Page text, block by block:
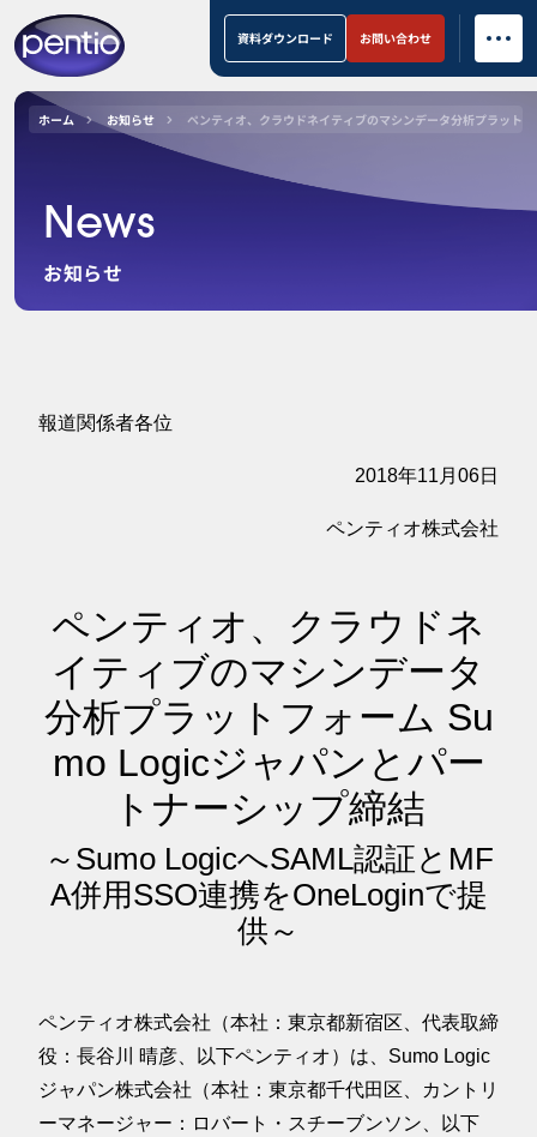
資料ダウンロード お問い合わせ
ホーム お知らせ ペンティオ、クラウドネイティブのマシンデータ分析プラット
News
お知らせ
報道関係者各位
2018年11月06日
ペンティオ株式会社
ペンティオ、クラウドネ
イティブのマシンデータ
分析プラットフォーム Su
mo Logicジャパンとパー
トナーシップ締結
～Sumo LogicへSAML認証とMF
A併用SSO連携をOneLoginで提
供～
ペンティオ株式会社（本社：東京都新宿区、代表取締
役：長谷川 晴彦、以下ペンティオ）は、Sumo Logic
ジャパン株式会社（本社：東京都千代田区、カントリ
ーマネージャー：ロバート・スチーブンソン、以下